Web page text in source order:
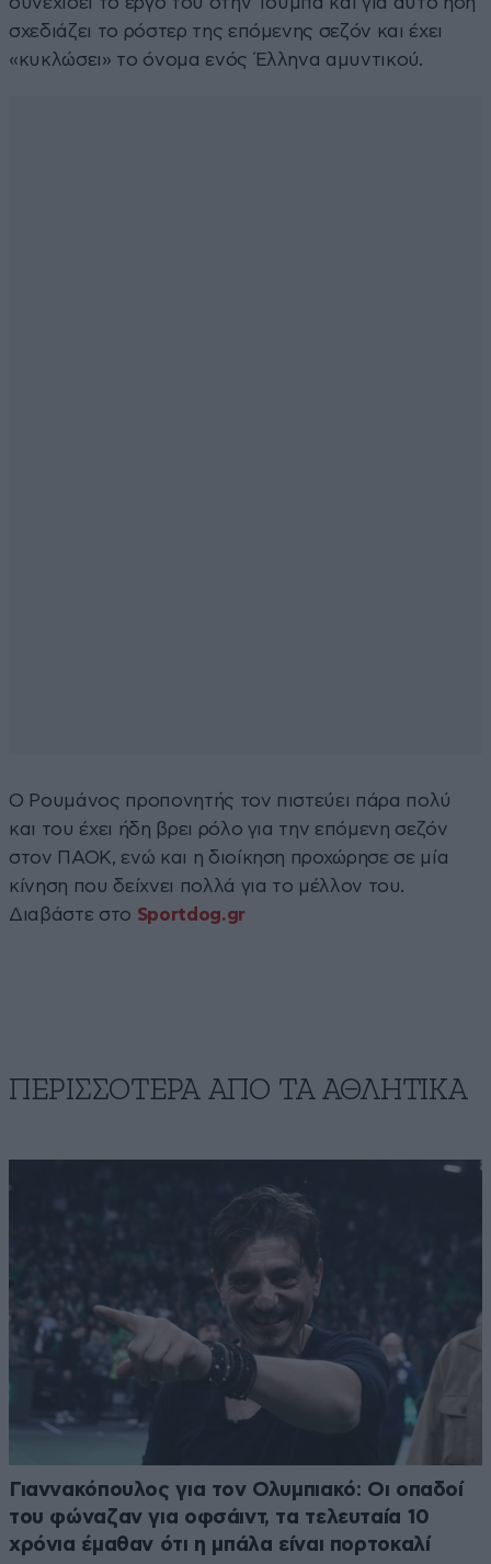
σχεδιάζει το ρόστερ της επόμενης σεζόν και έχει
«κυκλώσει» το όνομα ενός Έλληνα αμυντικού.
Ο Ρουμάνος προπονητής τον πιστεύει πάρα πολύ
και του έχει ήδη βρει ρόλο για την επόμενη σεζόν
στον ΠΑΟΚ, ενώ και η διοίκηση προχώρησε σε μία
κίνηση που δείχνει πολλά για το μέλλον του.
Διαβάστε στο Sportdog.gr
ΠΕΡΙΣΣΟΤΕΡΑ ΑΠΟ ΤA ΑΘΛΗΤΙΚΑ
Γιαννακόπουλος για τον Ολυμπιακό: Οι οπαδοί
του φώναζαν για οφσάιντ, τα τελευταία 10
χρόνια έμαθαν ότι η μπάλα είναι πορτοκαλί